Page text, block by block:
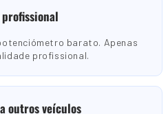
barato. Apenas
profissional.
outros veículos